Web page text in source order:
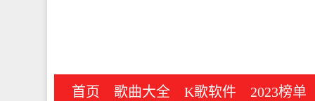
首页 歌曲大全 K歌软件 2023榜单